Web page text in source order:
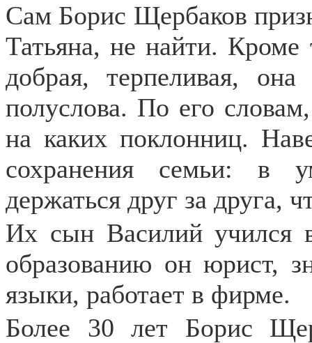
Сам Борис Щербаков
Татьяна, не найти. Кроме
добрая, терпеливая,
полуслова. По его
на каких поклонниц.
сохранения семьи: в
держаться друг за друга,
Их сын Василий учился
образованию он юрист,
языки, работает в фирме.
Более 30 лет Борис